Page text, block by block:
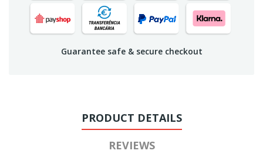
Guarantee safe & secure checkout
PRODUCT DETAILS
REVIEWS